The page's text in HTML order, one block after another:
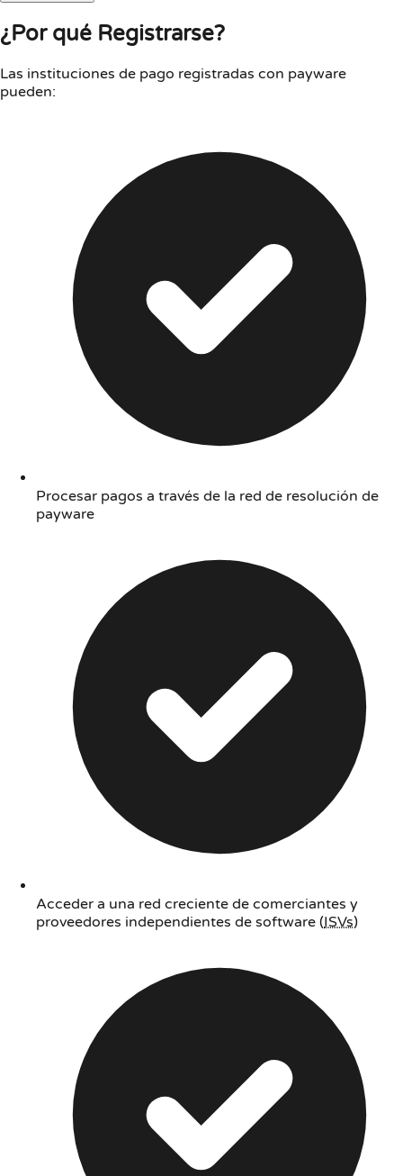
¿Por qué Registrarse?
Las instituciones de pago registradas con payware
pueden:
Procesar pagos a través de la red de resolución de
payware
Acceder a una red creciente de comerciantes y
proveedores independientes de software (ISVs)